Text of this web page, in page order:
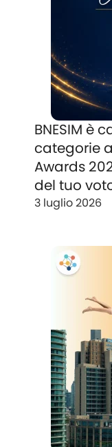
BNESIM è
categorie
Awards
del tuo
3 luglio 2026